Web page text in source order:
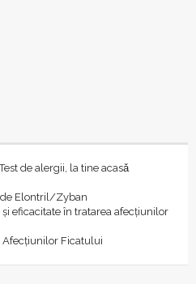
de alergii, la tine acasǎ
Elontril/Zyban
eficacitate în tratarea afecțiunilor
Afecțiunilor Ficatului